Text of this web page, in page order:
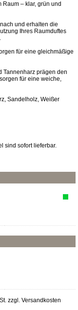
– klar, grün und
und erhalten die
Ihres Raumduftes
für eine gleichmäßige
Tannenharz prägen den
für eine weiche,
Sandelholz, Weißer
sind sofort lieferbar.
zzgl. Versandkosten